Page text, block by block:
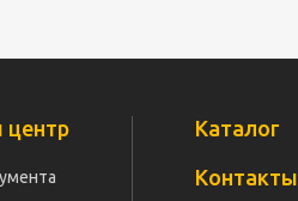
центр Каталог
Контакты